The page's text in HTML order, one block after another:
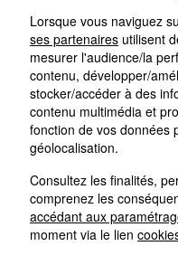
Lorsque vous naviguez
ses partenaires utilisent
mesurer l'audience/la
contenu, développer/
stocker/accéder à des
contenu multimédia et
fonction de vos données
géolocalisation.
Consultez les finalités,
comprenez les
accédant aux
moment via le lien